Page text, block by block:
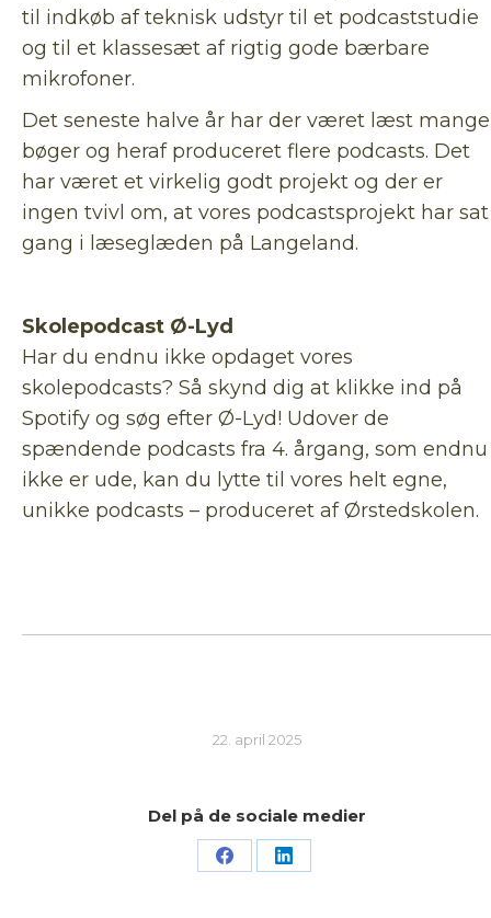
til indkøb af teknisk udstyr til et podcaststudie
og til et klassesæt af rigtig gode bærbare
mikrofoner.
Det seneste halve år har der været læst mange
bøger og heraf produceret flere podcasts. Det
har været et virkelig godt projekt og der er
ingen tvivl om, at vores podcastsprojekt har sat
gang i læseglæden på Langeland.
Skolepodcast Ø-Lyd
Har du endnu ikke opdaget vores
skolepodcasts? Så skynd dig at klikke ind på
Spotify og søg efter Ø-Lyd! Udover de
spændende podcasts fra 4. årgang, som endnu
ikke er ude, kan du lytte til vores helt egne,
unikke podcasts – produceret af Ørstedskolen.
22. april 2025
Del på de sociale medier
Share Share